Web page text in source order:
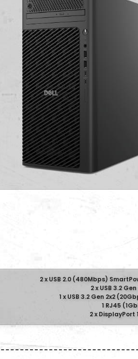
2 x USB 2.0 (480Mbps)
2 x USB 3.2
1 x USB 3.2 Gen 2x2
1 RJ45
2 x DisplayPort